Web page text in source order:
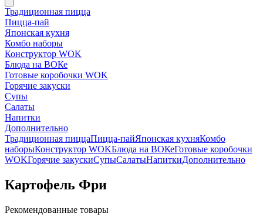
Традиционная пицца
Пицца-пай
Японская кухня
Комбо наборы
Конструктор WOK
Блюда на ВОКе
Готовые коробочки WOK
Горячие закуски
Супы
Салаты
Напитки
Дополнительно
Традиционная пиццаПицца-пайЯпонская кухняКомбо
наборыКонструктор WOKБлюда на ВОКеГотовые коробочки
WOKГорячие закускиСупыСалатыНапиткиДополнительно
Картофель Фри
Рекомендованные товары